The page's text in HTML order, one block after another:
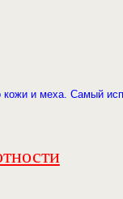
кожи и меха. Самый